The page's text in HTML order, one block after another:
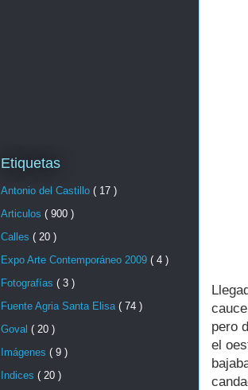
pero
el
Etiquetas
Antonio del Castillo ( 17 )
Articulos ( 900 )
Calles ( 20 )
Expo Arte Contemporáneo 2009 ( 4 )
Fotografías ( 3 )
Fuente Agria Santa Elisa ( 74 )
Goval ( 20 )
Imágenes ( 9 )
Indices ( 20 )